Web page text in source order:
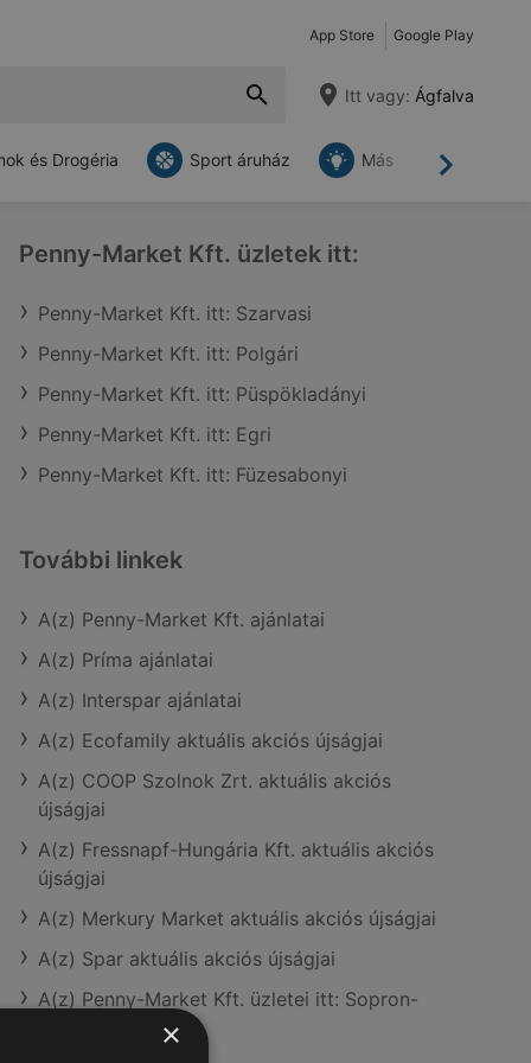
App Store Google Play
Itt vagy: Ágfalva
Tovább
és Drogéria Sport áruház Más
Penny-Market Kft. üzletek itt:
Penny-Market Kft. itt: Szarvasi
Penny-Market Kft. itt: Polgári
Penny-Market Kft. itt: Püspökladányi
Penny-Market Kft. itt: Egri
Penny-Market Kft. itt: Füzesabonyi
További linkek
A(z) Penny-Market Kft. ajánlatai
A(z) Príma ajánlatai
A(z) Interspar ajánlatai
A(z) Ecofamily aktuális akciós újságjai
A(z) COOP Szolnok Zrt. aktuális akciós
újságjai
A(z) Fressnapf-Hungária Kft. aktuális akciós
újságjai
A(z) Merkury Market aktuális akciós újságjai
A(z) Spar aktuális akciós újságjai
A(z) Penny-Market Kft. üzletei itt: Sopron-
×